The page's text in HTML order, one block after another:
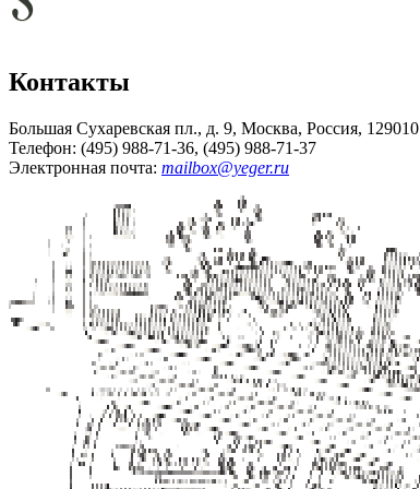
Контакты
Большая Сухаревская пл., д. 9, Москва, Россия, 129010
Телефон: (495) 988-71-36, (495) 988-71-37
Электронная почта: mailbox@yeger.ru